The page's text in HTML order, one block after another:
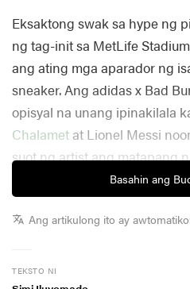
Eksaktong swak sa hype ng
ng tag-init sa MetLife
ang ating mga aparador ng
sneaker. Ang adidas x Bad
opisyal na unang ipinakilala
Chalamet at Lionel Messi
suot ng artist ang matapang
colorway na may blue web
buong upper.
ng electric, neon na bersyon
Basahin ang
Ang artikulong ito ay
TEKSTO NI